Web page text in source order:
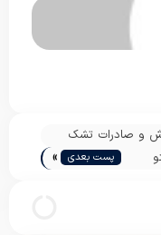
و صادرات تشک
پست بعدی »